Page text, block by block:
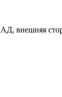
внешняя